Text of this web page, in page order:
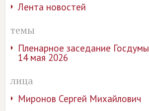
Лента новостей
темы
Пленарное заседание Госдумы
14 мая 2026
лица
Миронов Сергей Михайлович